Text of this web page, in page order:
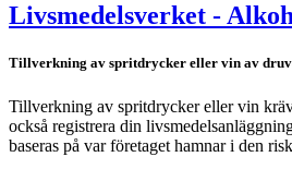
Livsmedelsverket -
Tillverkning av spritdrycker eller vin av
Tillverkning av spritdrycker eller vin
också registrera din
baseras på var företaget hamnar i den